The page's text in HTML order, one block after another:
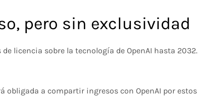
pero sin exclusividad
licencia sobre la tecnología de OpenAI hasta 2032.
obligada a compartir ingresos con OpenAI por estos